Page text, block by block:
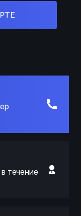
течение